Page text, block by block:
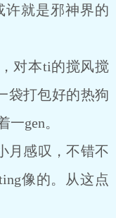
许就是邪神界的
对本ti的搅风搅
袋打包好的热狗
gen。
感叹，不错不
像的。从这点